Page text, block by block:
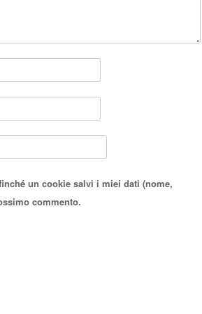
un cookie salvi i miei dati (nome,
commento.